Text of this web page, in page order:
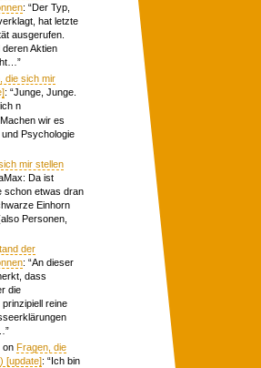
: “Der Typ,
hat letzte
ausgerufen.
Aktien
”
die sich mir
: “Junge, Junge.
n
wir es
Psychologie
mir stellen
Da ist
schon etwas dran
Einhorn
Personen,
der
: “An dieser
dass
die
reine
”
onFragen, die
[update]: “Ich bin